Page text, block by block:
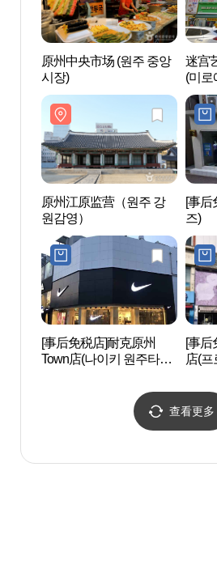
原州中央市场 (원주 중앙
시장)
迷宫
(미로
原州江原监营（원주 강
원감영）
[事后
즈)
[事后免税店]耐克原州
Town店(나이키 원주타운
[事后
店(
查看更多